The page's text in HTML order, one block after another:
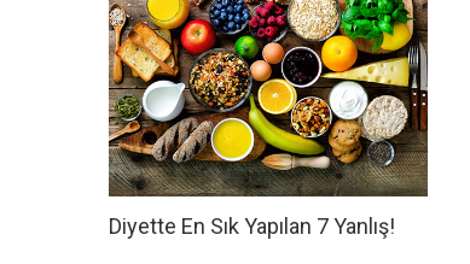
Diyette En Sık Yapılan 7 Yanlış!